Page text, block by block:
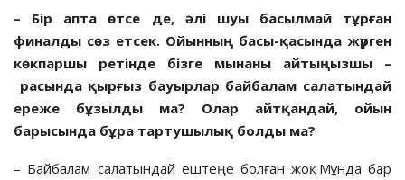
– Бір апта өтсе де, әлі шуы басылмай тұрған
финалды сөз етсек. Ойынның басы-қасында жүрген
көкпаршы ретінде бізге мынаны айтыңызшы –
расында қырғыз бауырлар байбалам салатындай
ереже бұзылды ма? Олар айтқандай, ойын
барысында бұра тартушылық болды ма?
– Байбалам салатындай ештеңе болған жоқ. Мұнда бар